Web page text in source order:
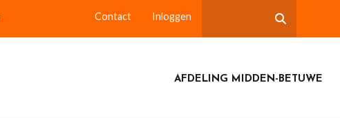
Contact Inloggen
AFDELING MIDDEN-BETUWE